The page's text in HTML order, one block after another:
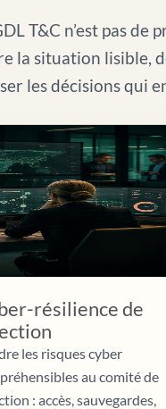
T&C n’est pas de
la situation lisible,
les décisions qui
résilience de
les risques cyber
au comité de
: accès, sauvegardes,